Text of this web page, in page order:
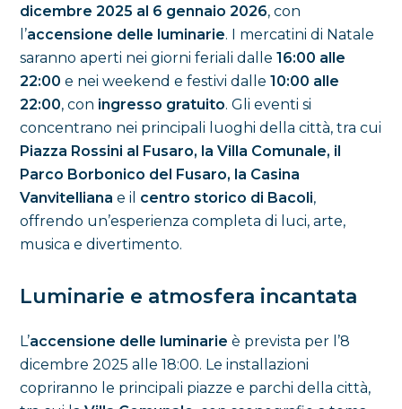
dicembre 2025 al 6 gennaio 2026, con
l’accensione delle luminarie. I mercatini di Natale
saranno aperti nei giorni feriali dalle 16:00 alle
22:00 e nei weekend e festivi dalle 10:00 alle
22:00, con ingresso gratuito. Gli eventi si
concentrano nei principali luoghi della città, tra cui
Piazza Rossini al Fusaro, la Villa Comunale, il
Parco Borbonico del Fusaro, la Casina
Vanvitelliana e il centro storico di Bacoli,
offrendo un’esperienza completa di luci, arte,
musica e divertimento.
Luminarie e atmosfera incantata
L’accensione delle luminarie è prevista per l’8
dicembre 2025 alle 18:00. Le installazioni
copriranno le principali piazze e parchi della città,